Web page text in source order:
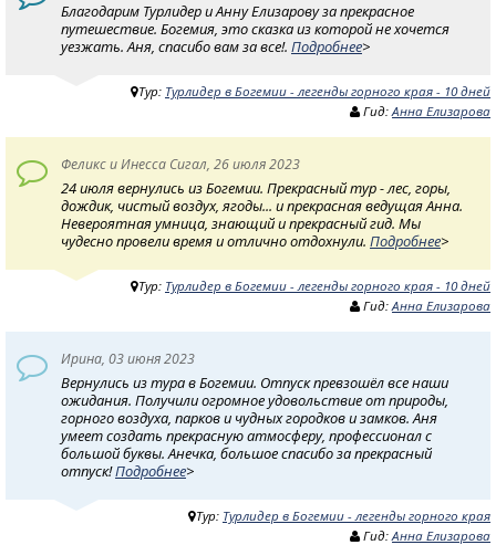
Благодарим Турлидер и Анну Елизарову за прекрасное
путешествие. Богемия, это сказка из которой не хочется
уезжать. Аня, спасибо вам за все!. Подробнее>
Тур: Турлидер в Богемии - легенды горного края - 10 дней
Гид: Анна Елизарова
Феликс и Инесса Сигал, 26 июля 2023
24 июля вернулись из Богемии. Прекрасный тур - лес, горы,
дождик, чистый воздух, ягоды... и прекрасная ведущая Анна.
Невероятная умница, знающий и прекрасный гид. Мы
чудесно провели время и отлично отдохнули. Подробнее>
Тур: Турлидер в Богемии - легенды горного края - 10 дней
Гид: Анна Елизарова
Ирина, 03 июня 2023
Вернулись из тура в Богемии. Отпуск превзошёл все наши
ожидания. Получили огромное удовольствие от природы,
горного воздуха, парков и чудных городков и замков. Аня
умеет создать прекрасную атмосферу, профессионал с
большой буквы. Анечка, большое спасибо за прекрасный
отпуск!Подробнее>
Тур: Турлидер в Богемии - легенды горного края
Гид:Анна Елизарова